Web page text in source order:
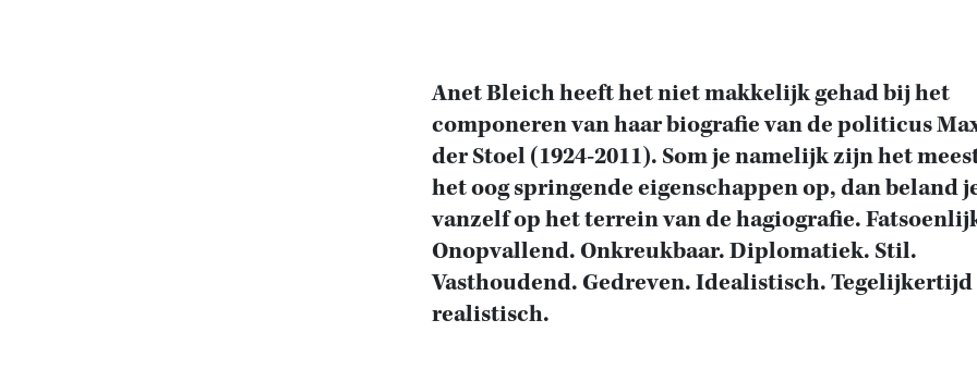
Anet Bleich heeft het niet makkelijk gehad bij het
componeren van haar biografie van de politicus
der Stoel (1924-2011). Som je namelijk zijn het
het oog springende eigenschappen op, dan beland
vanzelf op het terrein van de hagiografie.
Onopvallend. Onkreukbaar. Diplomatiek. Stil.
Vasthoudend. Gedreven. Idealistisch. Tegelijkertijd
realistisch.